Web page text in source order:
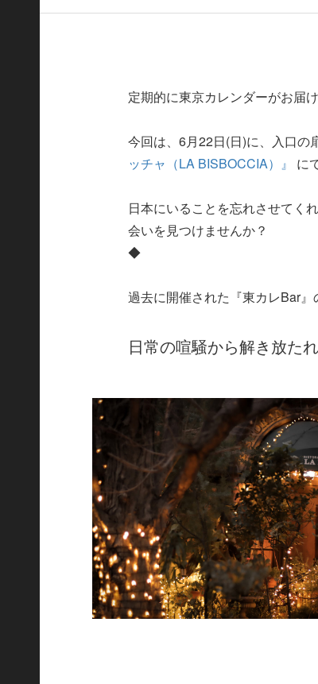
定期的に東京カレンダーがお届
今回は、6月22日(日)に、入口の
ッチャ（LA BISBOCCIA）』
に
日本にいることを忘れさせてく
会いを見つけませんか？
◆
過去に開催された『東カレBar』
日常の喧騒から解き放た